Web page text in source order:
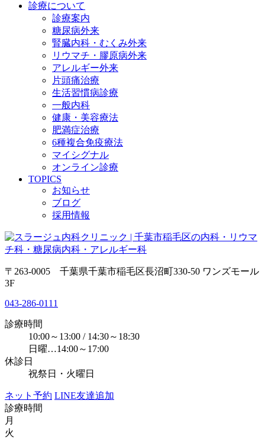
診療について
診療案内
糖尿病外来
腎臓内科・むくみ外来
リウマチ・膠原病外来
アレルギー外来
片頭痛治療
生活習慣病診療
一般内科
健康・美容療法
肥満症治療
6種複合免疫療法
マイシグナル
オンライン診療
TOPICS
お知らせ
ブログ
採用情報
〒263-0005 千葉県千葉市稲毛区長沼町330-50 ワンズモール
3F
043-286-0111
診療時間
10:00～13:00 / 14:30～18:30
日曜…14:00～17:00
休診日
祝祭日・火曜日
ネット予約 LINE友達追加
診療時間
月
火